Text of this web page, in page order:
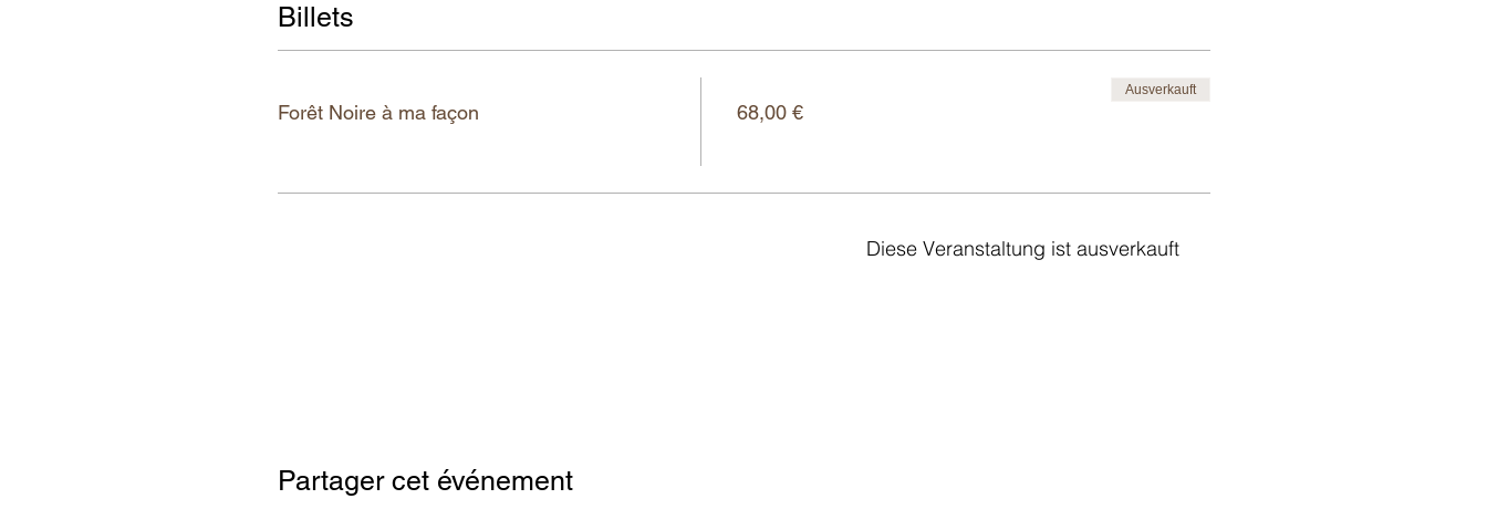
Billets
Forêt Noire à ma façon 68,00 €
Ausverkauft
Diese Veranstaltung ist ausverkauft
Partager cet événement